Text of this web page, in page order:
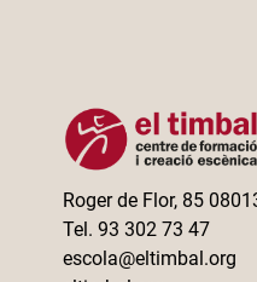
Roger de Flor, 85
Tel. 93 302 73 47
escola@eltimbal.org